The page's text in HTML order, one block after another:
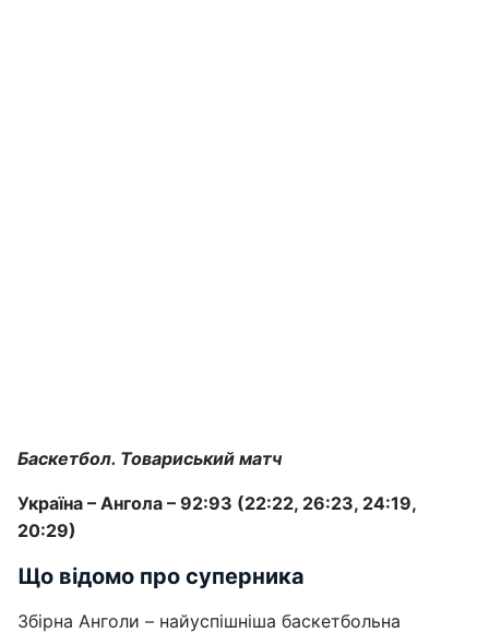
Баскетбол. Товариський матч
Україна – Ангола – 92:93 (22:22, 26:23, 24:19,
20:29)
Що відомо про суперника
Збірна Анголи – найуспішніша баскетбольна